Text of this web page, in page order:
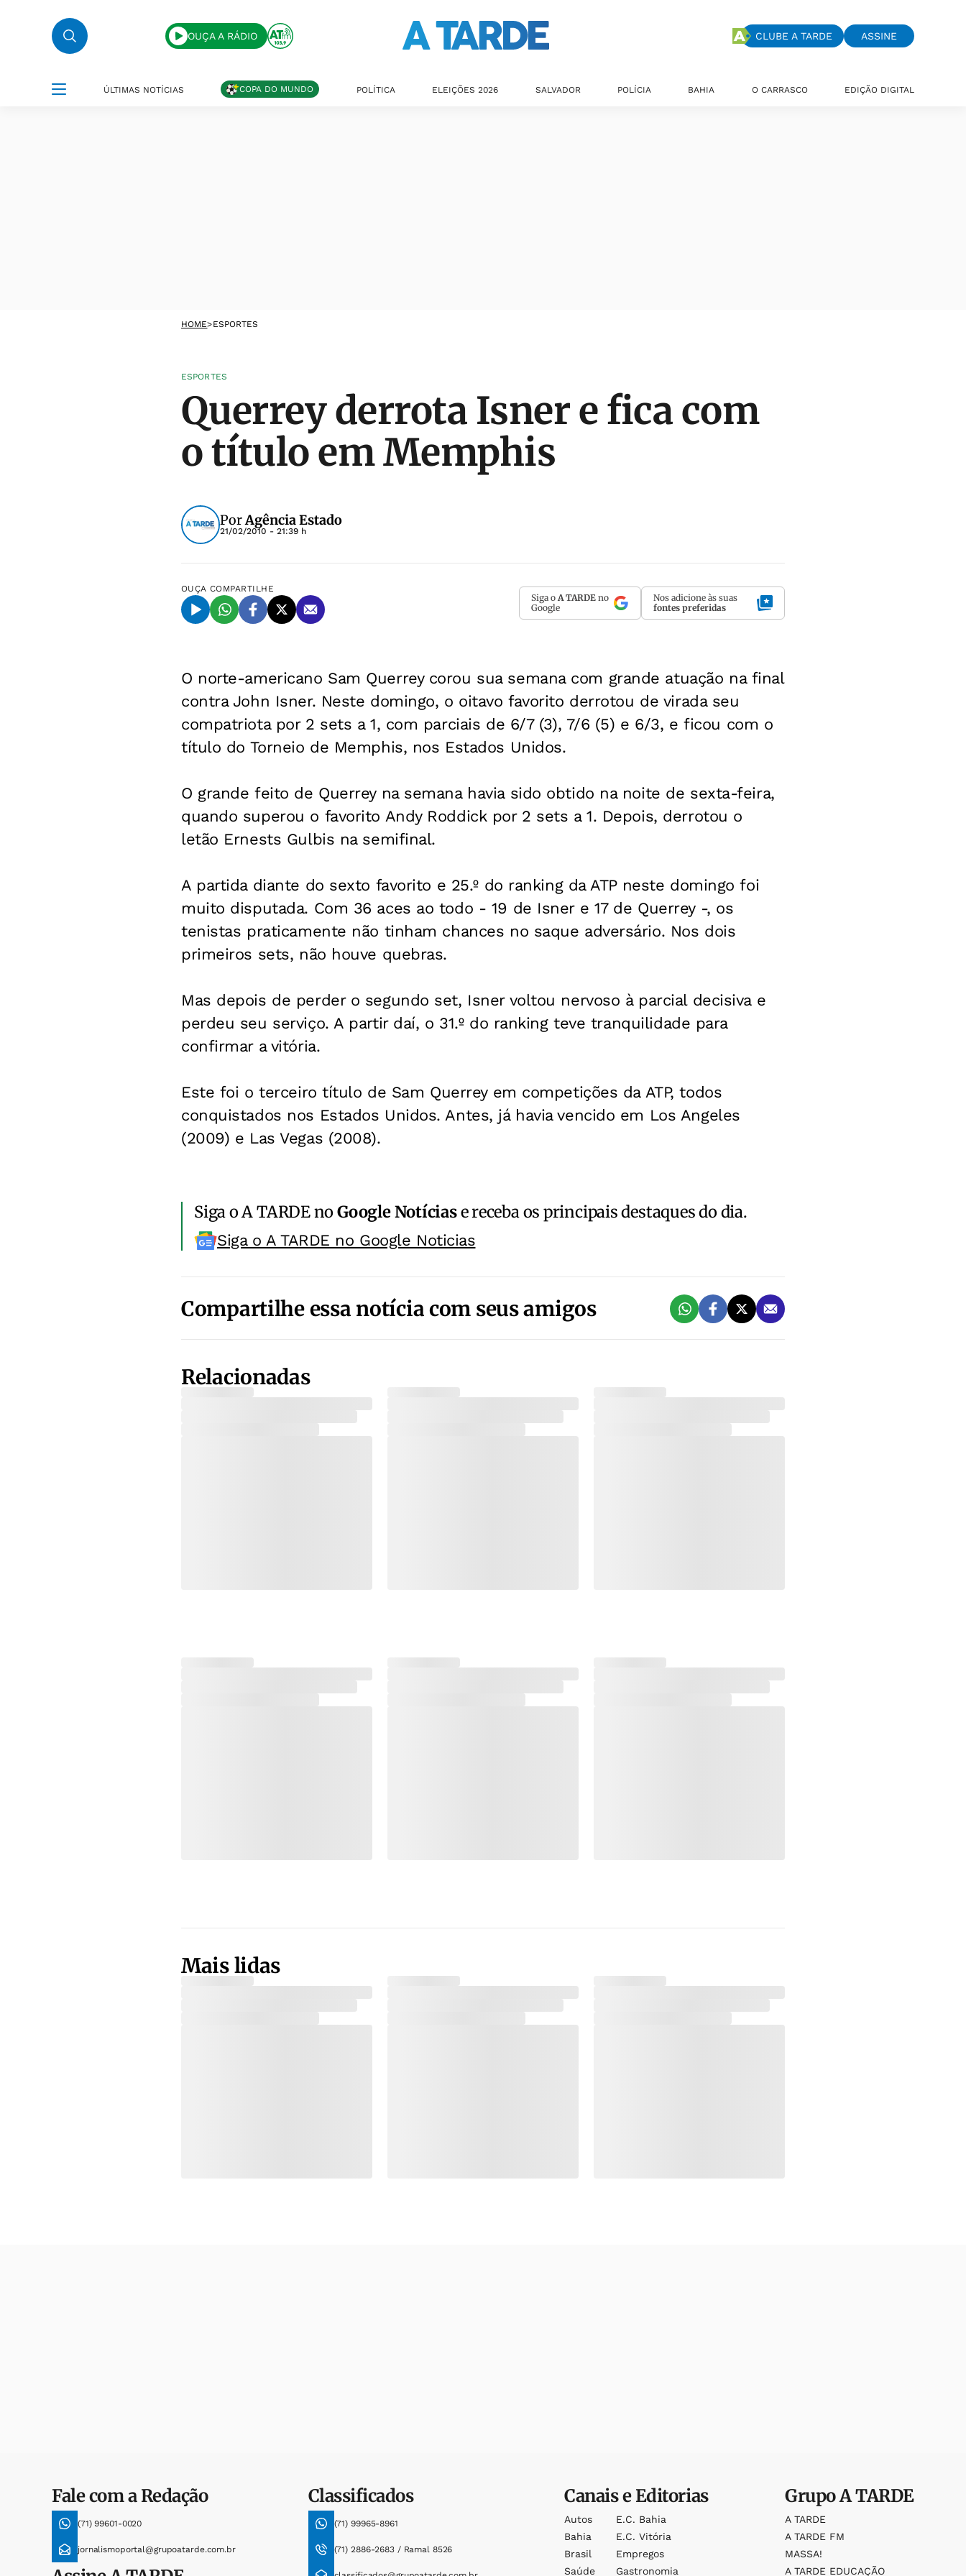
OUÇA A RÁDIO CLUBE A TARDE ASSINE
ÚLTIMAS NOTÍCIAS COPA DO MUNDO POLÍTICA ELEIÇÕES 2026 SALVADOR POLÍCIA BAHIA O CARRASCO EDIÇÃO DIGITAL
HOME>ESPORTES
ESPORTES
Querrey derrota Isner e fica com
o título em Memphis
PorAgência Estado
21/02/2010 - 21:39 h
OUÇA COMPARTILHE
Siga o A TARDE no
Google
Nos adicione às suas
fontes preferidas
O norte-americano Sam Querrey corou sua semana com grande atuação na final
contra John Isner. Neste domingo, o oitavo favorito derrotou de virada seu
compatriota por 2 sets a 1, com parciais de 6/7 (3), 7/6 (5) e 6/3, e ficou com o
título do Torneio de Memphis, nos Estados Unidos.
O grande feito de Querrey na semana havia sido obtido na noite de sexta-feira,
quando superou o favorito Andy Roddick por 2 sets a 1. Depois, derrotou o
letão Ernests Gulbis na semifinal.
A partida diante do sexto favorito e 25.º do ranking da ATP neste domingo foi
muito disputada. Com 36 aces ao todo - 19 de Isner e 17 de Querrey -, os
tenistas praticamente não tinham chances no saque adversário. Nos dois
primeiros sets, não houve quebras.
Mas depois de perder o segundo set, Isner voltou nervoso à parcial decisiva e
perdeu seu serviço. A partir daí, o 31.º do ranking teve tranquilidade para
confirmar a vitória.
Este foi o terceiro título de Sam Querrey em competições da ATP, todos
conquistados nos Estados Unidos. Antes, já havia vencido em Los Angeles
(2009) e Las Vegas (2008).
Siga o A TARDE noGoogle Notíciase receba os principais destaques do dia.
Siga o A TARDE no Google Noticias
Compartilhe essa notícia com seus amigos
Relacionadas
Mais lidas
Fale com a Redação
(71) 99601-0020
jornalismoportal@grupoatarde.com.br
Classificados
(71) 99965-8961
(71) 2886-2683 / Ramal 8526
Canais e Editorias
Autos
Bahia
Brasil
Saúde
E.c. Bahia
E.c. Vitória
Empregos
Gastronomia
GrupoA TARDE
A TARDE
A TARDE FM
MASSA!
A TARDE EDUCAÇÃO